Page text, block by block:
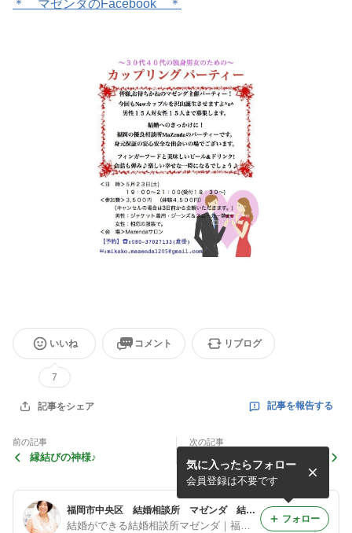
＊ マゼンダのFacebook ＊
いいね
7
コメント リブログ
記事をシェア 記事を報告する
前の記事
縁結びの神様♪
次の記事
父が影響する娘の結婚。
福岡市中央区 結婚相談所 マゼンダ 結婚コンサルタント 倉掛未加子
結婚ができる結婚相談所マゼンダ｜福岡市中央区 お見合い・婚活
気に入ったらフォロー
会員登録は不要です
フォロー